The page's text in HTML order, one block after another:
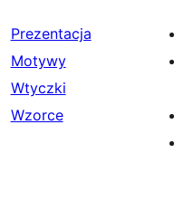
Prezentacja
Motywy
Wtyczki
Wzorce